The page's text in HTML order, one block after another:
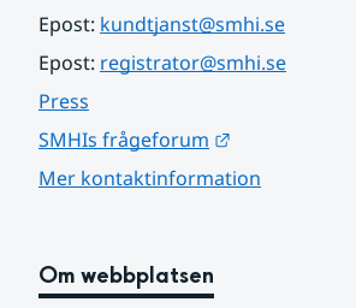
Epost: kundtjanst@smhi.se
Epost: registrator@smhi.se
Press
SMHIs frågeforum
Mer kontaktinformation
Om webbplatsen